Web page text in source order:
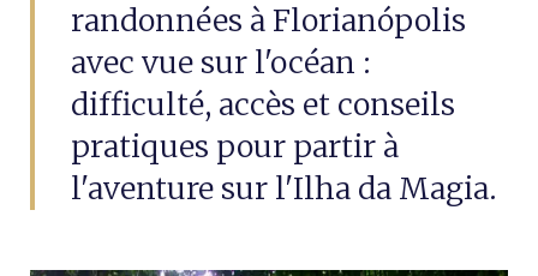
randonnées à Florianópolis
avec vue sur l'océan :
difficulté, accès et conseils
pratiques pour partir à
l'aventure sur l'Ilha da Magia.